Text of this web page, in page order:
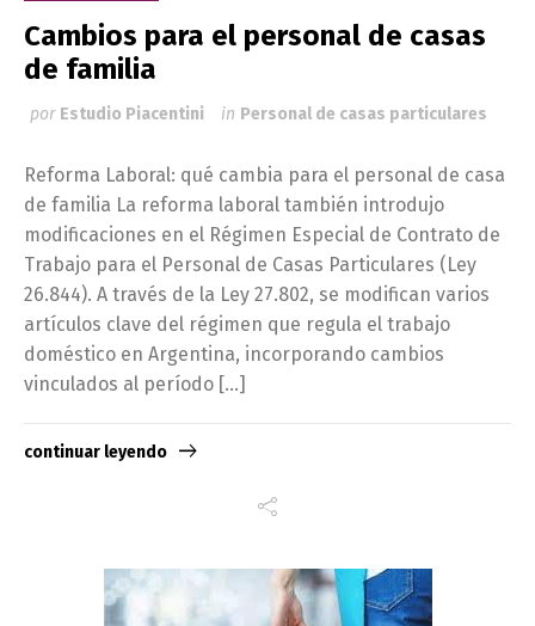
Cambios para el personal de casas
de familia
por Estudio Piacentini in Personal de casas particulares
Reforma Laboral: qué cambia para el personal de casa
de familia La reforma laboral también introdujo
modificaciones en el Régimen Especial de Contrato de
Trabajo para el Personal de Casas Particulares (Ley
26.844). A través de la Ley 27.802, se modifican varios
artículos clave del régimen que regula el trabajo
doméstico en Argentina, incorporando cambios
vinculados al período […]
continuar leyendo